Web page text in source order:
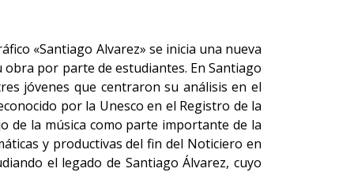
«Santiago Alvarez» se inicia una nueva
por parte de estudiantes. En Santiago
jóvenes que centraron su análisis en el
por la Unesco en el Registro de la
de la música como parte importante de la
y productivas del fin del Noticiero en
el legado de Santiago Álvarez, cuyo